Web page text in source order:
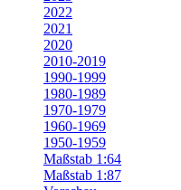
2022
2021
2020
2010-2019
1990-1999
1980-1989
1970-1979
1960-1969
1950-1959
Maßstab 1:64
Maßstab 1:87